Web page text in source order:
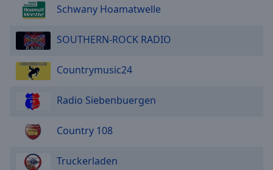
Schwany Hoamatwelle
SOUTHERN-ROCK RADIO
Countrymusic24
Radio Siebenbuergen
Country 108
Truckerladen